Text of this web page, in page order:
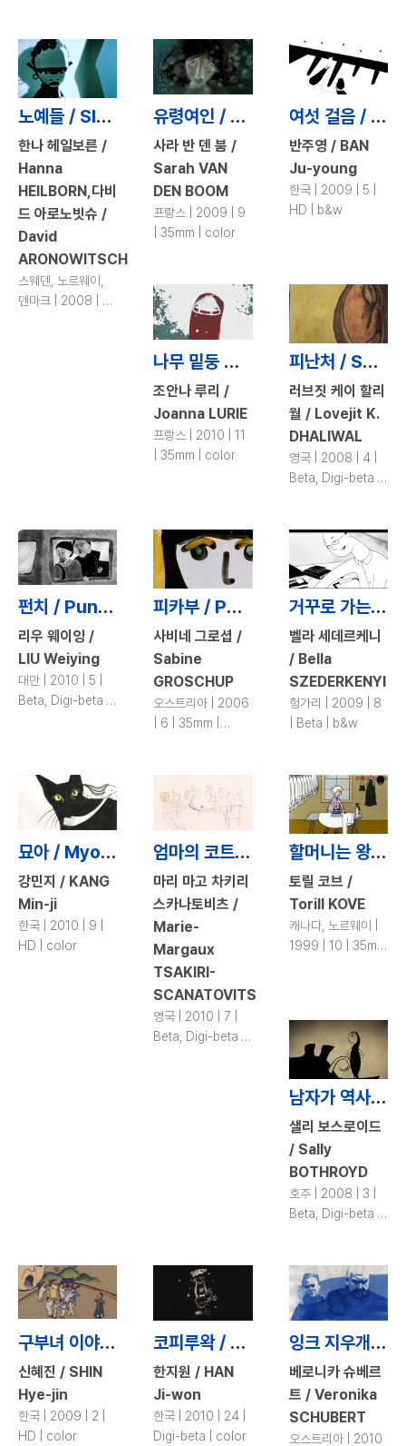
노예들 / Slaves
한나 헤일보른 /
Hanna
HEILBORN,다비
드 아로노빗슈 /
David
ARONOWITSCH
스웨덴, 노르웨이,
덴마크 | 2008 | 16
유령여인 / Tne Skeleton-Woman
사라 반 덴 붐 /
Sarah VAN
DEN BOOM
프랑스 | 2009 | 9
| 35mm | color
여섯 걸음 / Six Steps
반주영 / BAN
Ju-young
한국 | 2009 | 5 |
HD | b&w
나무 밑둥 아래 / The Silence beneath the Bark
조안나 루리 /
Joanna LURIE
프랑스 | 2010 | 11
| 35mm | color
피난처 / Sanctuary
러브짓 케이 할리
월 / Lovejit K.
DHALIWAL
영국 | 2008 | 4 |
Beta, Digi-beta |
펀치 / Punch
리우 웨이잉 /
LIU Weiying
대만 | 2010 | 5 |
Beta, Digi-beta |
피카부 / Peekaboo
사비네 그로셥 /
Sabine
GROSCHUP
오스트리아 | 2006
| 6 | 35mm |
거꾸로 가는 여자 / Orsolya
벨라 세데르케니
/ Bella
SZEDERKENYI
헝가리 | 2009 | 8
| Beta | b&w
묘아 / Myo-A
강민지 / KANG
Min-ji
한국 | 2010 | 9 |
HD | color
엄마의 코트 / My Mother’s Coat
마리 마고 차키리
스카나토비츠 /
Marie-
Margaux
TSAKIRI-
SCANATOVITS
영국 | 2010 | 7 |
Beta, Digi-beta |
할머니는 왕실 세탁부 / My Grandmother Ironed the King’s Shirts
토릴 코브 /
Torill KOVE
캐나다, 노르웨이 |
1999 | 10 | 35mm
남자가 역사를 만들었다고? / Man Makes History
샐리 보스로이드
/ Sally
BOTHROYD
호주 | 2008 | 3 |
Beta, Digi-beta |
구부녀 이야기 / The Lady with Nine Husbands
신혜진 / SHIN
Hye-jin
한국 | 2009 | 2 |
HD | color
코피루왁 / Kopi Luwak
한지원 / HAN
Ji-won
한국 | 2010 | 24 |
Digi-beta | color
잉크 지우개 / Ink Eraser
베로니카 슈베르
트 / Veronika
SCHUBERT
오스트리아 | 2010